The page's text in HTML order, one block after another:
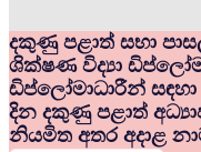
දකුණු පළාත් සභා
ශික්ෂණ විද්‍යා
ඩිප්ලෝමාධාරීන්
දින දකුණු පළාත්
නියමිත අතර අදාළ